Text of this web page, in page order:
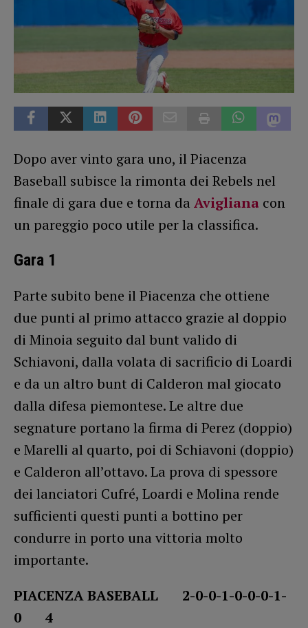
Dopo aver vinto gara uno, il Piacenza
Baseball subisce la rimonta dei Rebels nel
finale di gara due e torna da Avigliana con
un pareggio poco utile per la classifica.
Gara 1
Parte subito bene il Piacenza che ottiene
due punti al primo attacco grazie al doppio
di Minoia seguito dal bunt valido di
Schiavoni, dalla volata di sacrificio di Loardi
e da un altro bunt di Calderon mal giocato
dalla difesa piemontese. Le altre due
segnature portano la firma di Perez (doppio)
e Marelli al quarto, poi di Schiavoni (doppio)
e Calderon all’ottavo. La prova di spessore
dei lanciatori Cufré, Loardi e Molina rende
sufficienti questi punti a bottino per
condurre in porto una vittoria molto
importante.
PIACENZA BASEBALL 2-0-0-1-0-0-0-1-
0 4